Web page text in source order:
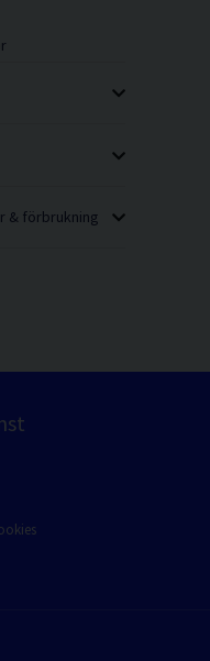
& förbrukning